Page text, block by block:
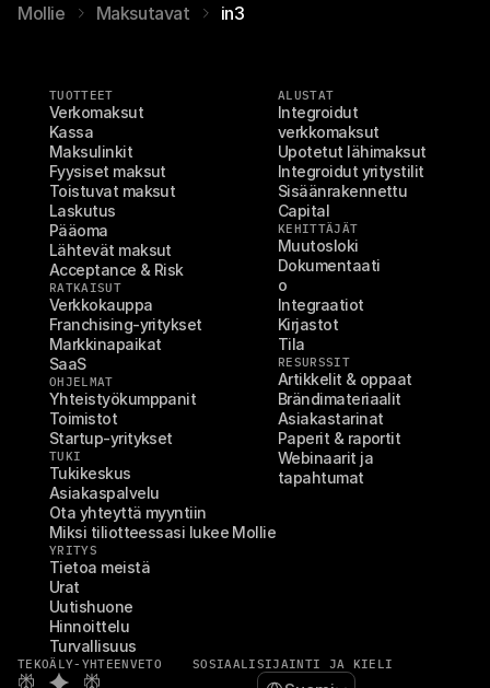
Mollie Maksutavat in3
TUOTTEET
Verkomaksut
Kassa
Maksulinkit
Fyysiset maksut
Toistuvat maksut
Laskutus
Pääoma
Lähtevät maksut
Acceptance & Risk
RATKAISUT
Verkkokauppa
Franchising-yritykset
Markkinapaikat
SaaS
OHJELMAT
Yhteistyökumppanit
Toimistot
Startup-yritykset
TUKI
Tukikeskus
Asiakaspalvelu
Ota yhteyttä myyntiin
Miksi tiliotteessasi lukee Mollie
YRITYS
Tietoa meistä
Urat
Uutishuone
Hinnoittelu
Turvallisuus
ALUSTAT
Integroidut
verkkomaksut
Upotetut lähimaksut
Integroidut yritystilit
Sisäänrakennettu
Capital
KEHITTÄJÄT
Muutosloki
Dokumentaati
o
Integraatiot
Kirjastot
Tila
RESURSSIT
Artikkelit & oppaat
Brändimateriaalit
Asiakastarinat
Paperit & raportit
Webinaarit ja
tapahtumat
TEKOÄLY-YHTEENVETO SOSIAALISIJAINTI JA KIELI
Select Language